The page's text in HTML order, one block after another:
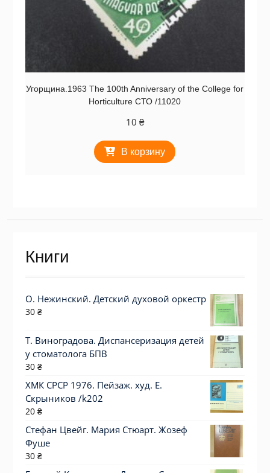
Угорщина.1963 The 100th Anniversary of the College for
Horticulture СТО /11020
10 ₴
В корзину
Книги
О. Нежинский. Детский духовой оркестр
30 ₴
Т. Виноградова. Диспансеризация детей
у стоматолога БПВ
30 ₴
ХМК СРСР 1976. Пейзаж. худ. Е.
Скрыников /k202
20 ₴
Стефан Цвейг. Мария Стюарт. Жозеф
Фуше
30 ₴